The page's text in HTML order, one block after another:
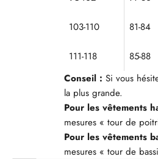
103-110 81-84
111-118 85-88
Conseil : Si vous
la plus grande.
Pour les vêtements
mesures « tour de
Pour les vêtements
mesures « tour de